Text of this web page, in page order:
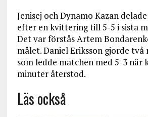
Jenisej och Dynamo Kazan
efter en kvittering till 5-5 i sista
Det var förstås Artem
målet. Daniel Eriksson gjorde två
som ledde matchen med 5-3 när
minuter återstod.
Läs också